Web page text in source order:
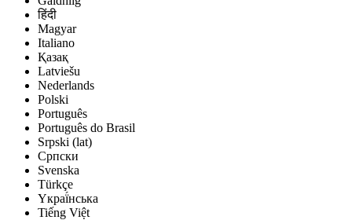
हिंदी
Magyar
Italiano
Қазақ
Latviešu
Nederlands
Polski
Português
Português do Brasil
Srpski (lat)
Српски
Svenska
Türkçe
Yкраї́нська
Tiếng Việt